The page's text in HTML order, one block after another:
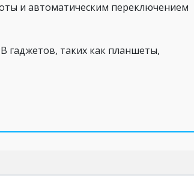
и автоматическим переключением
гаджетов, таких как планшеты,